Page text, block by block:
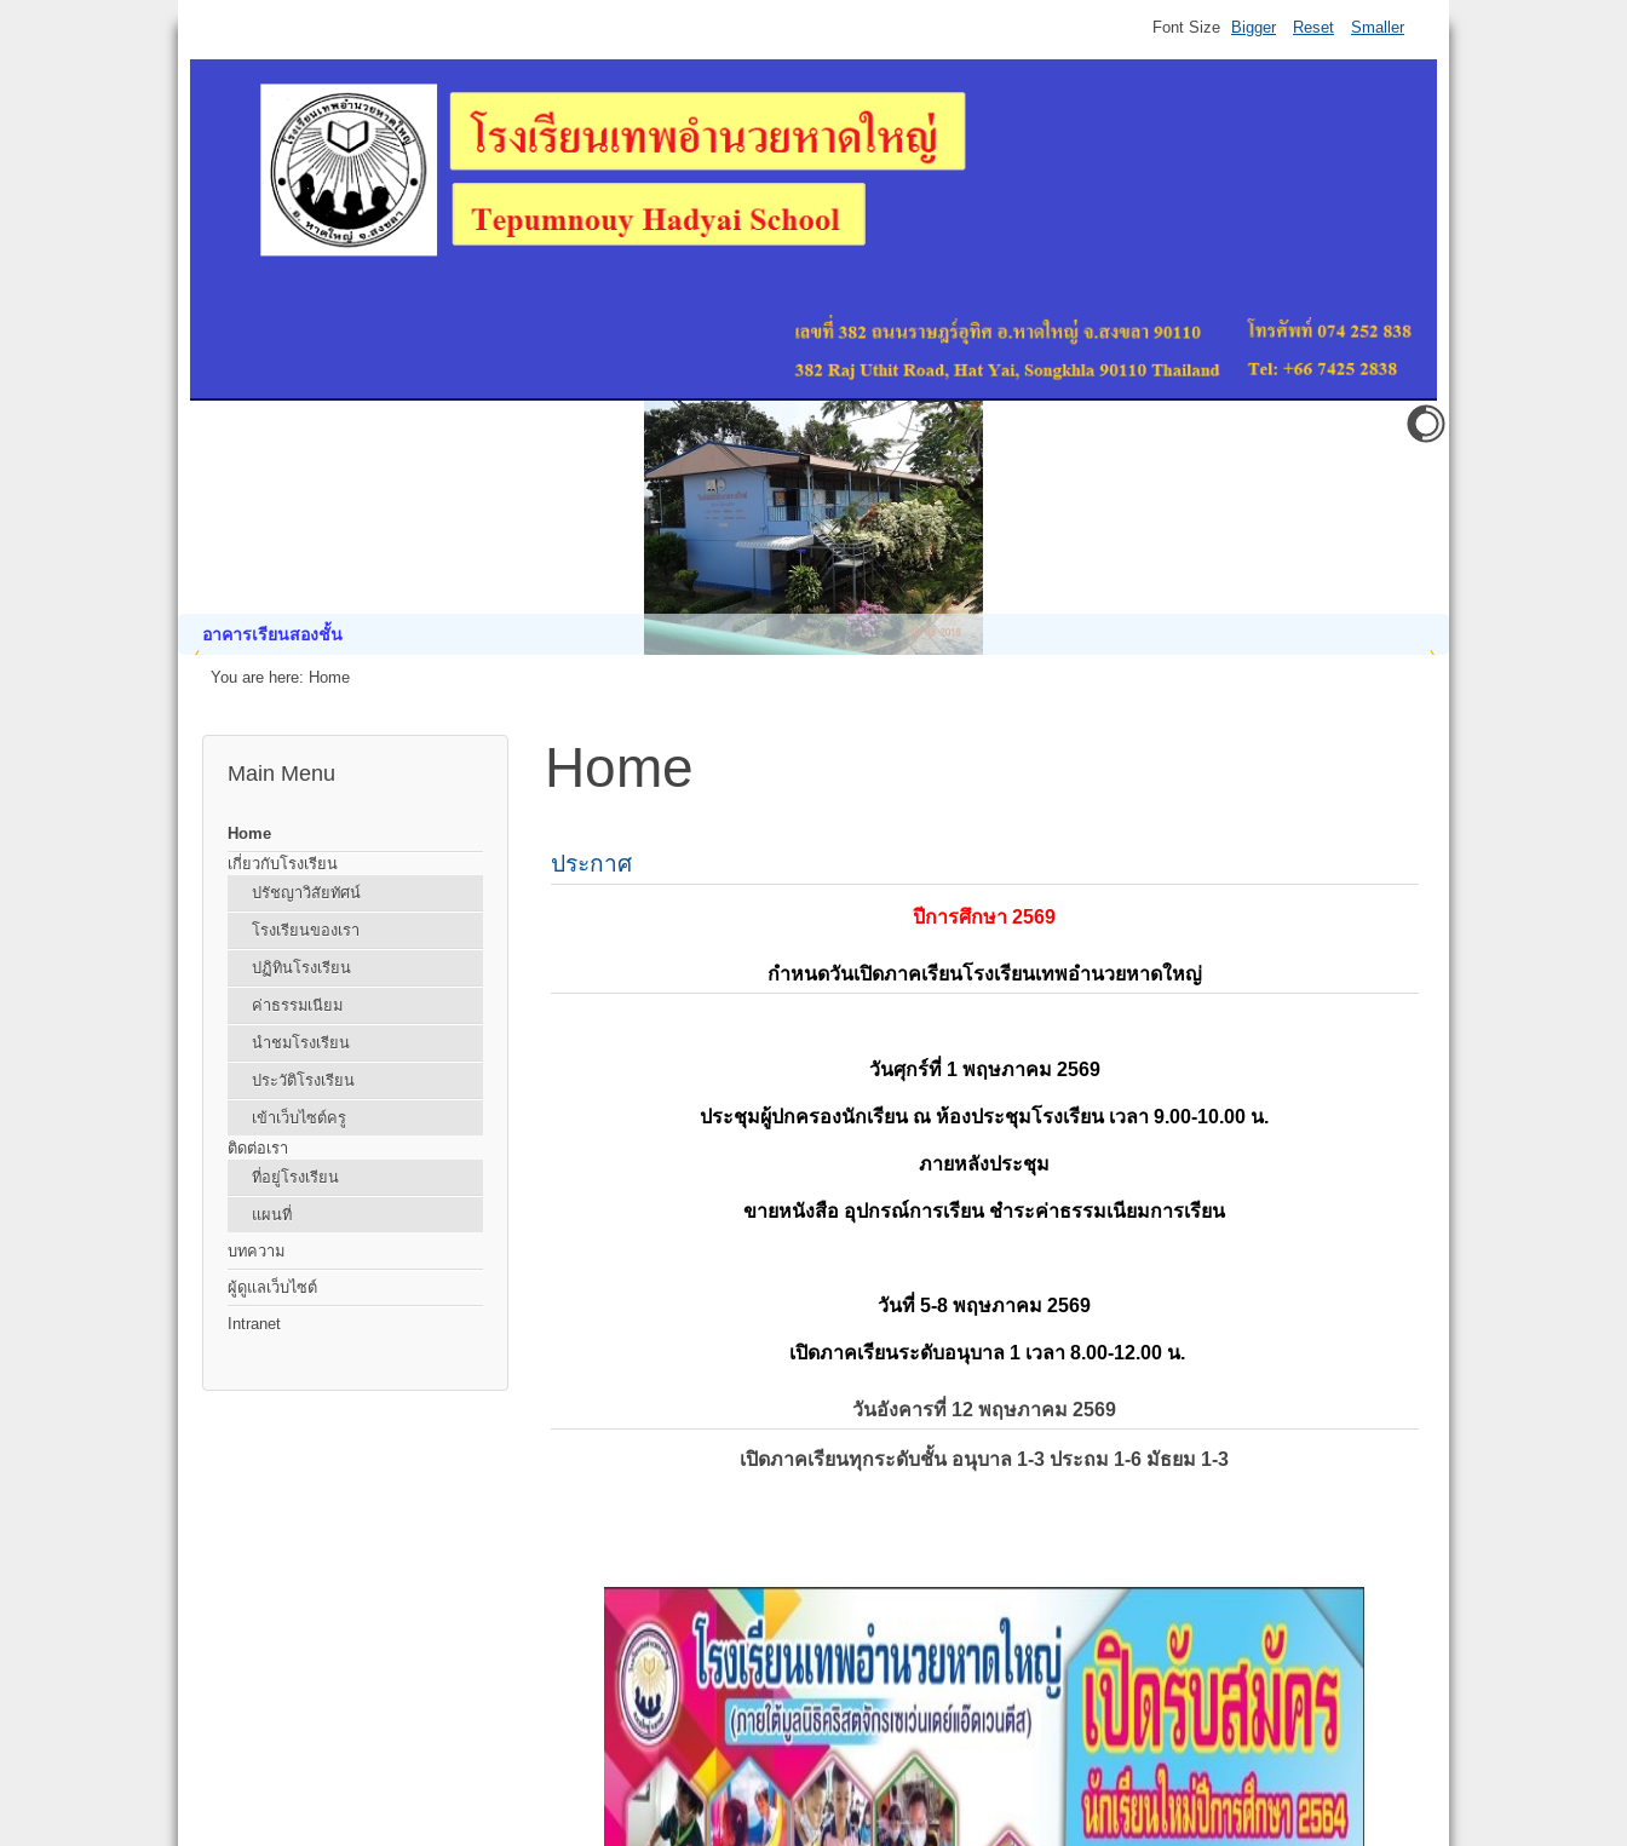
อาคารเรียนสองชั้น
Font Size Bigger Reset Smaller
You are here: Home
Main Menu
Home
เกี่ยวกับโรงเรียน
ปรัชญาวิสัยทัศน์
โรงเรียนของเรา
ปฏิทินโรงเรียน
ค่าธรรมเนียม
นำชมโรงเรียน
ประวัติโรงเรียน
เข้าเว็บไซต์ครู
ติดต่อเรา
ที่อยู่โรงเรียน
แผนที่
บทความ
ผู้ดูแลเว็บไซต์
Intranet
Home
ประกาศ
ปีการศึกษา 2569
กำหนดวันเปิดภาคเรียนโรงเรียนเทพอำนวยหาดใหญ่
วันศุกร์ที่ 1 พฤษภาคม 2569
ประชุมผู้ปกครองนักเรียน ณ ห้องประชุมโรงเรียน เวลา 9.00-10.00 น.
ภายหลังประชุม
ขายหนังสือ อุปกรณ์การเรียน ชำระค่าธรรมเนียมการเรียน
วันที่ 5-8 พฤษภาคม 2569
เปิดภาคเรียนระดับอนุบาล 1 เวลา 8.00-12.00 น.
วันอังคารที่ 12 พฤษภาคม 2569
เปิดภาคเรียนทุกระดับชั้น อนุบาล 1-3 ประถม 1-6 มัธยม 1-3